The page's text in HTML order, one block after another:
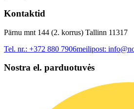
Kontaktid
Pärnu mnt 144 (2. korrus) Tallinn 11317
Tel. nr.: +372 880 7906meilipost:
Nostra el. parduotuvės